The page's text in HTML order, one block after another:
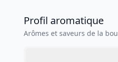
Profil aromatique
Arômes et saveurs de la